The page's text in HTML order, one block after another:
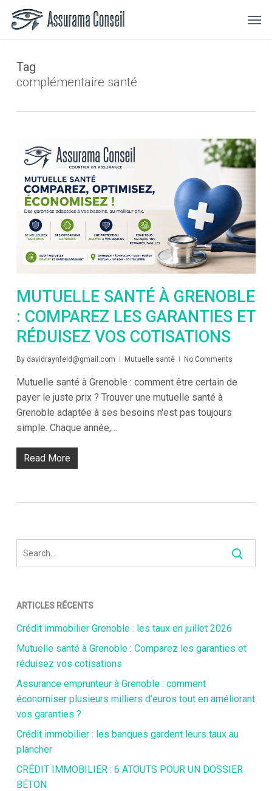
Tag
complémentaire santé
MUTUELLE SANTÉ À GRENOBLE
: COMPAREZ LES GARANTIES ET
RÉDUISEZ VOS COTISATIONS
By davidraynfeld@gmail.com Mutuelle santé No Comments
Mutuelle santé à Grenoble : comment être certain de
payer le juste prix ? Trouver une mutuelle santé à
Grenoble adaptée à ses besoins n'est pas toujours
simple. Chaque année,…
Read More
ARTICLES RÉCENTS
Crédit immobilier Grenoble : les taux en juillet 2026
Mutuelle santé à Grenoble : Comparez les garanties et
réduisez vos cotisations
Assurance emprunteur à Grenoble : comment
économiser plusieurs milliers d’euros tout en améliorant
vos garanties ?
Crédit immobilier : les banques gardent leurs taux au
plancher
CRÉDIT IMMOBILIER : 6 ATOUTS POUR UN DOSSIER
BÉTON